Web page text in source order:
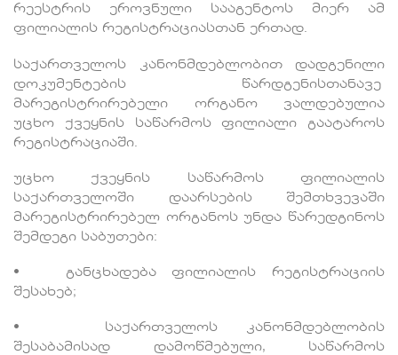
რეესტრის ეროვნული სააგენტოს მიერ ამ
ფილიალის რეგისტრაციასთან ერთად.
საქართველოს კანონმდებლობით დადგენილი
დოკუმენტების წარდგენისთანავე
მარეგისტრირებელი ორგანო ვალდებულია
უცხო ქვეყნის საწარმოს ფილიალი გაატაროს
რეგისტრაციაში.
უცხო ქვეყნის საწარმოს ფილიალის
საქართველოში დაარსების შემთხვევაში
მარეგისტრირებელ ორგანოს უნდა წარედგინოს
შემდეგი საბუთები:
• განცხადება ფილიალის რეგისტრაციის
შესახებ;
• საქართველოს კანონმდებლობის
შესაბამისად დამოწმებული, საწარმოს